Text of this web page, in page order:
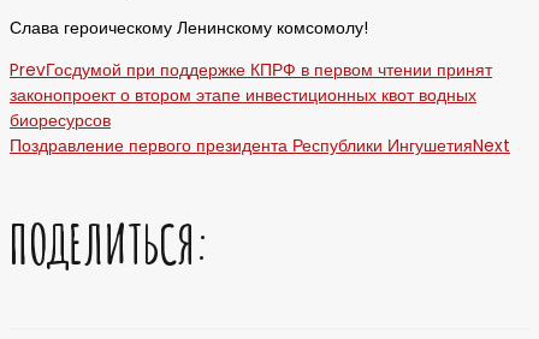
Слава героическому Ленинскому комсомолу!
PrevГосдумой при поддержке КПРФ в первом чтении принят
законопроект о втором этапе инвестиционных квот водных
биоресурсов
Поздравление первого президента Республики ИнгушетияNext
ПОДЕЛИТЬСЯ: